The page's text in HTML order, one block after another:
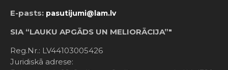
E-pasts: pasutijumi@lam.lv
SIA “LAUKU APGĀDS UN MELIORĀCIJA”"
Reg.Nr.: LV44103005426
Juridiskā adrese: